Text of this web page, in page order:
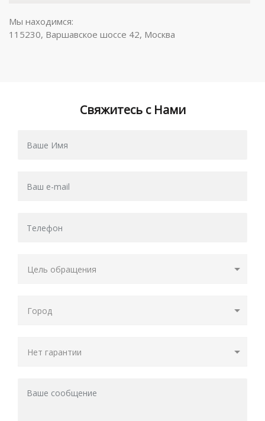
Мы находимся:
115230, Варшавское шоссе 42, Москва
Свяжитесь с Нами